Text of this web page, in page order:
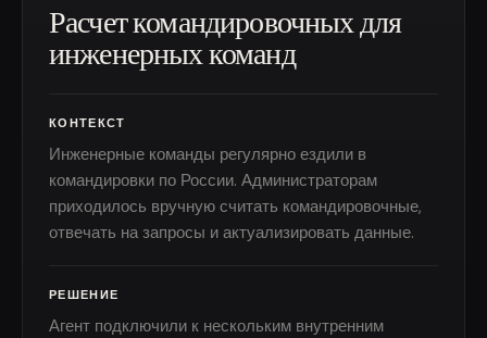
Расчет командировочных для
инженерных команд
КОНТЕКСТ
Инженерные команды регулярно ездили в
командировки по России. Администраторам
приходилось вручную считать командировочные,
отвечать на запросы и актуализировать данные.
РЕШЕНИЕ
Агент подключили к нескольким внутренним